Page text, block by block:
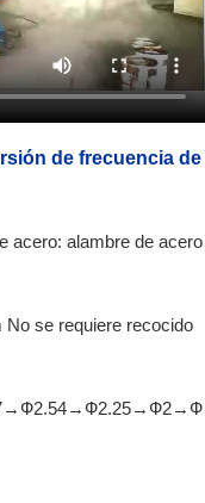
de frecuencia de
acero: alambre de acero
se requiere recocido